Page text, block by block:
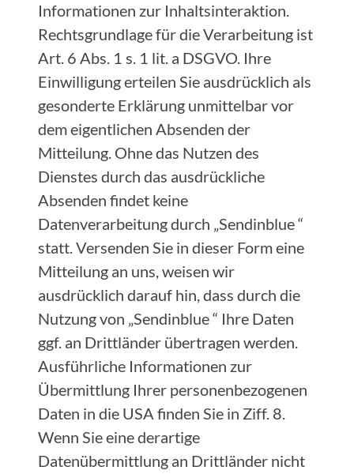
Informationen zur Inhaltsinteraktion.
Rechtsgrundlage für die Verarbeitung ist
Art. 6 Abs. 1 s. 1 lit. a DSGVO. Ihre
Einwilligung erteilen Sie ausdrücklich als
gesonderte Erklärung unmittelbar vor
dem eigentlichen Absenden der
Mitteilung. Ohne das Nutzen des
Dienstes durch das ausdrückliche
Absenden findet keine
Datenverarbeitung durch „Sendinblue “
statt. Versenden Sie in dieser Form eine
Mitteilung an uns, weisen wir
ausdrücklich darauf hin, dass durch die
Nutzung von „Sendinblue “ Ihre Daten
ggf. an Drittländer übertragen werden.
Ausführliche Informationen zur
Übermittlung Ihrer personenbezogenen
Daten in die USA finden Sie in Ziff. 8.
Wenn Sie eine derartige
Datenübermittlung an Drittländer nicht